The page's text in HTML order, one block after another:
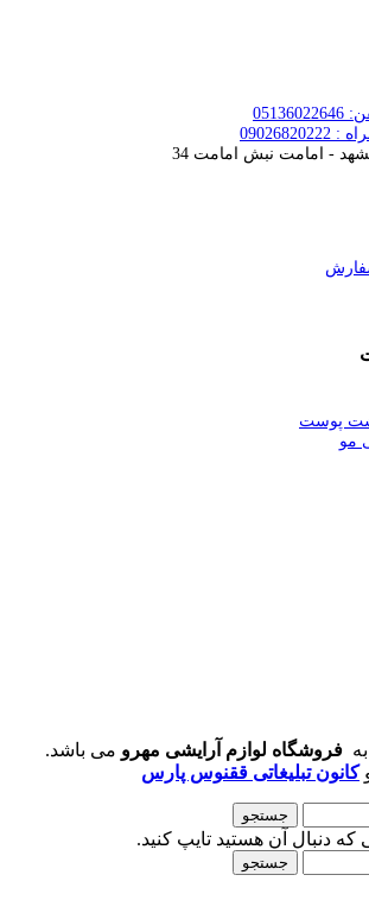
- امامت نبش امامت 34
پوست
مو
فروشگاه لوازم آرایشی مهرو می باشد.
کانون تبلیغاتی ققنوس پارس
جستجو
دنبال آن هستید تایپ کنید.
جستجو